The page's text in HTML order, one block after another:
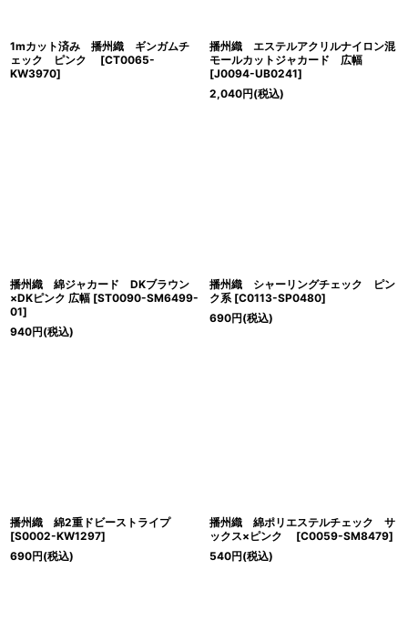
1mカット済み 播州織 ギンガムチ
ェック ピンク
[CT0065-
KW3970]
播州織 エステルアクリルナイロン混
モールカットジャカード 広幅
[J0094-UB0241]
2,040円(税込)
播州織 綿ジャカード DKブラウン
×DKピンク 広幅 [ST0090-SM6499-
01]
940円(税込)
播州織 シャーリングチェック ピン
ク系 [C0113-SP0480]
690円(税込)
播州織 綿2重ドビーストライプ
[S0002-KW1297]
690円(税込)
播州織 綿ポリエステルチェック サ
ックス×ピンク
[C0059-SM8479]
540円(税込)